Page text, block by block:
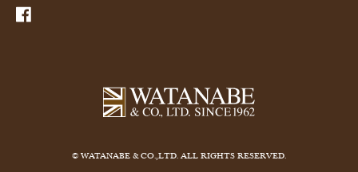
© WATANABE & CO.,LTD. ALL RIGHTS RESERVED.